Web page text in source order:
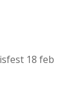
18 feb